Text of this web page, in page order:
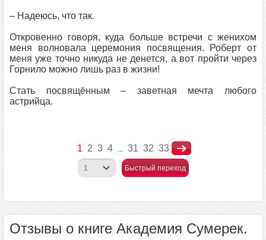
– Надеюсь, что так.
Откровенно говоря, куда больше встречи с женихом
меня волновала церемония посвящения. Роберт от
меня уже точно никуда не денется, а вот пройти через
Горнило можно лишь раз в жизни!
Стать посвящённым – заветная мечта любого
астрийца.
1 2 3 4 ... 31 32 33
Быстрый переход
Отзывы о книге Академия Сумерек.